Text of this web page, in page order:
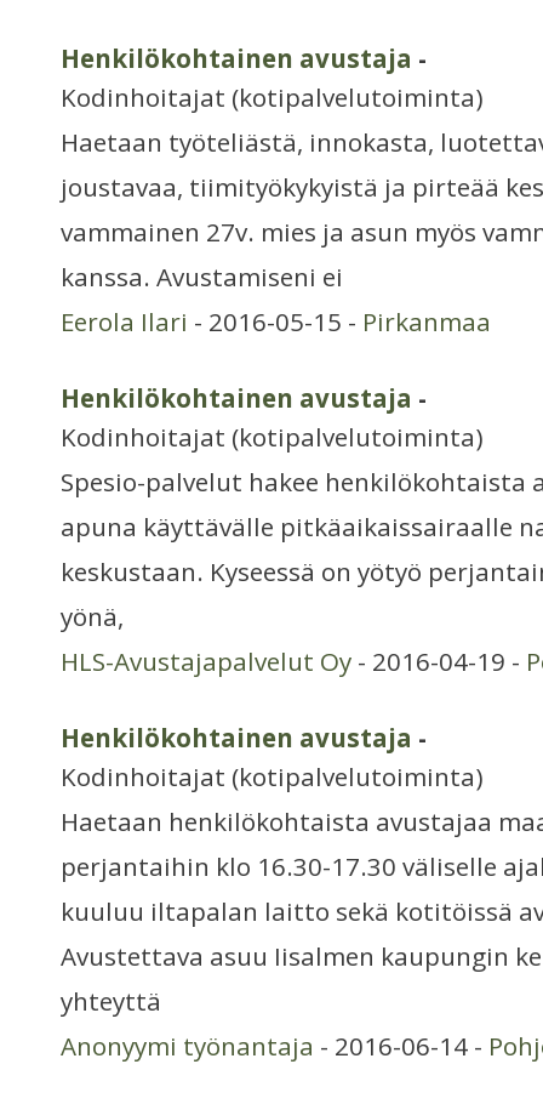
Henkilökohtainen avustaja -
Kodinhoitajat (kotipalvelutoiminta)
Haetaan työteliästä, innokasta,
joustavaa, tiimityökykyistä ja pirteää
vammainen 27v. mies ja asun myös
kanssa. Avustamiseni ei
Eerola Ilari - 2016-05-15 - Pirkanmaa
Henkilökohtainen avustaja -
Kodinhoitajat (kotipalvelutoiminta)
Spesio-palvelut hakee
apuna käyttävälle pitkäaikaissairaalle
keskustaan. Kyseessä on yötyö
yönä,
HLS-Avustajapalvelut Oy - 2016-04-19 -
Henkilökohtainen avustaja -
Kodinhoitajat (kotipalvelutoiminta)
Haetaan henkilökohtaista avustajaa
perjantaihin klo 16.30-17.30 väliselle
kuuluu iltapalan laitto sekä kotitöissä
Avustettava asuu Iisalmen kaupungin
yhteyttä
Anonyymi työnantaja - 2016-06-14 -